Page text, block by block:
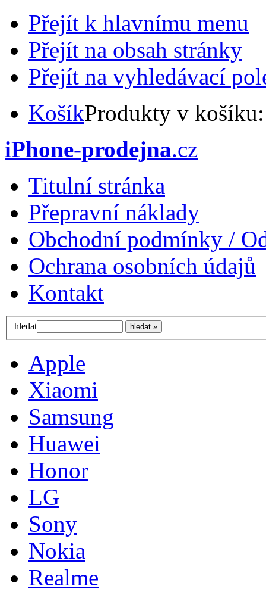
Přejít k hlavnímu menu
Přejít na obsah stránky
Přejít na vyhledávací
KošíkProdukty v
iPhone-prodejna.cz
Titulní stránka
Přepravní náklady
Obchodní podmínky /
Ochrana osobních údajů
Kontakt
hledat
Apple
Xiaomi
Samsung
Huawei
Honor
LG
Sony
Nokia
Realme